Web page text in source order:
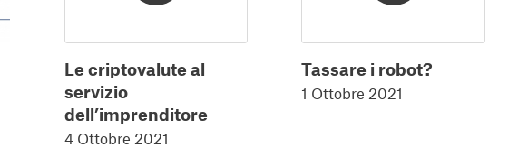
Le criptovalute al
servizio
dell’imprenditore
4 Ottobre 2021
Tassare i robot?
1 Ottobre 2021